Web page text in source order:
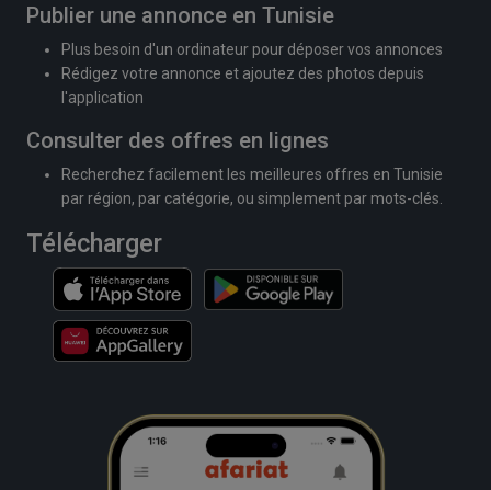
Publier une annonce en Tunisie
Plus besoin d'un ordinateur pour déposer vos annonces
Rédigez votre annonce et ajoutez des photos depuis
l'application
Consulter des offres en lignes
Recherchez facilement les meilleures offres en Tunisie
par région, par catégorie, ou simplement par mots-clés.
Télécharger